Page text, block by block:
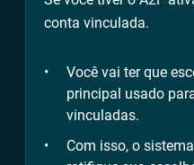
conta vinculada.
Você vai ter que
principal usado
vinculadas.
Com isso, o